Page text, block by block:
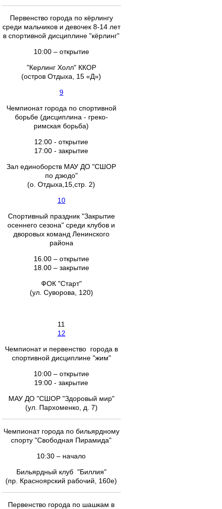
Первенство города по кёрлингу
среди мальчиков и девочек 8-14 лет
в спортивной дисциплине "кёрлинг"
10:00 – открытие
"Керлинг Холл" ККОР
(остров Отдыха, 15 «Д»)
9
Чемпионат города по спортивной
борьбе (дисциплина - греко-
римская борьба)
12:00 - открытие
17:00 - закрытие
Зал единоборств МАУ ДО "СШОР
по дзюдо"
(о. Отдыха,15,стр. 2)
10
Спортивный праздник "Закрытие
осеннего сезона" среди клубов и
дворовых команд Ленинского
района
16.00 – открытие
18.00 – закрытие
ФОК "Старт"
(ул. Суворова, 120)
11
12
Чемпионат и первенство города в
спортивной дисциплине "жим"
10:00 – открытие
19:00 - закрытие
МАУ ДО "СШОР "Здоровый мир"
(ул. Пархоменко, д. 7)
Чемпионат города по бильярдному
спорту "Свободная Пирамида"
10:30 – начало
Бильярдный клуб "Биллия"
(пр. Красноярский рабочий, 160е)
Первенство города по шашкам в